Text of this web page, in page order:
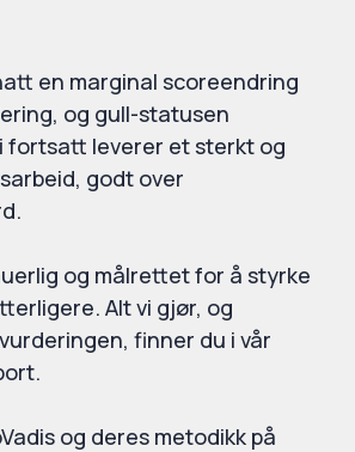
en marginal scoreendring
og gull-statusen
fortsatt leverer et sterkt og
godt over
og målrettet for å styrke
Alt vi gjør, og
finner du i vår
og deres metodikk på